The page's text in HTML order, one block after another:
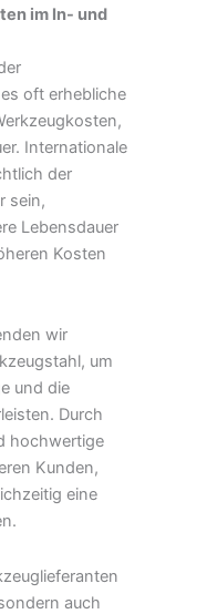
im In- und
oft erhebliche
Internationale
der
sein,
Lebensdauer
Kosten
wir
um
und die
Durch
hochwertige
Kunden,
eine
auch